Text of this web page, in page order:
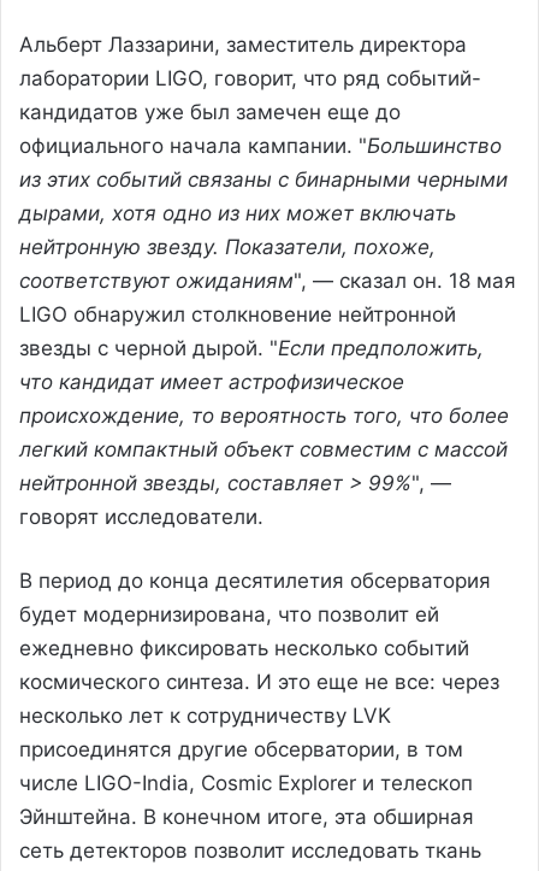
Альберт Лаззарини, заместитель директора
лаборатории LIGO, говорит, что ряд событий-
кандидатов уже был замечен еще до
официального начала кампании. "Большинство
из этих событий связаны с бинарными черными
дырами, хотя одно из них может включать
нейтронную звезду. Показатели, похоже,
соответствуют ожиданиям", — сказал он. 18 мая
LIGO обнаружил столкновение нейтронной
звезды с черной дырой. "Если предположить,
что кандидат имеет астрофизическое
происхождение, то вероятность того, что более
легкий компактный объект совместим с массой
нейтронной звезды, составляет > 99%", —
говорят исследователи.
В период до конца десятилетия обсерватория
будет модернизирована, что позволит ей
ежедневно фиксировать несколько событий
космического синтеза. И это еще не все: через
несколько лет к сотрудничеству LVK
присоединятся другие обсерватории, в том
числе LIGO-India, Cosmic Explorer и телескоп
Эйнштейна. В конечном итоге, эта обширная
сеть детекторов позволит исследовать ткань